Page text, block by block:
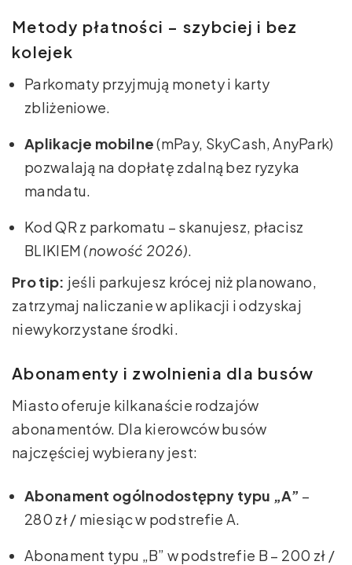
Metody płatności – szybciej i bez
kolejek
Parkomaty przyjmują monety i karty
zbliżeniowe.
Aplikacje mobilne(mPay, SkyCash, AnyPark)
pozwalają na dopłatę zdalną bez ryzyka
mandatu.
Kod QR z parkomatu – skanujesz, płacisz
BLIKIEM (nowość 2026).
Pro tip: jeśli parkujesz krócej niż planowano,
zatrzymaj naliczanie w aplikacji i odzyskaj
niewykorzystane środki.
Abonamenty i zwolnienia dla busów
Miasto oferuje kilkanaście rodzajów
abonamentów. Dla kierowców busów
najczęściej wybierany jest:
Abonament ogólnodostępny typu „A” –
280 zł / miesiąc w podstrefie A.
Abonament typu „B” w podstrefie B – 200 zł /